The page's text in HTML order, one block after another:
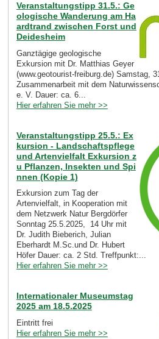
Veranstaltungstipp 31.5.: Ge
ologische Wanderung am Ha
ardtrand zwischen Forst und
Deidesheim
Ganztägige geologische
Exkursion mit Dr. Matthias Geyer
(www.geotourist-freiburg.de) Samstag,
Zusammenarbeit mit dem
e. V. Dauer: ca. 6...
Hier erfahren Sie mehr >>
Veranstaltungstipp 25.5.: Ex
kursion - Landschaftspflege
und Artenvielfalt Exkursion z
u Pflanzen, Insekten und Spi
nnen (Kopie 1)
Exkursion zum Tag der
Artenvielfalt, in Kooperation mit
dem Netzwerk Natur Bergdörfer
Sonntag 25.5.2025, 14 Uhr mit
Dr. Judith Bieberich, Julian
Eberhardt M.Sc.und Dr. Hubert
Höfer Dauer: ca. 2 Std. Treffpunkt:...
Hier erfahren Sie mehr >>
Internationaler Museumstag
2025 am 18.5.2025
Eintritt frei
Hier erfahren Sie mehr >>